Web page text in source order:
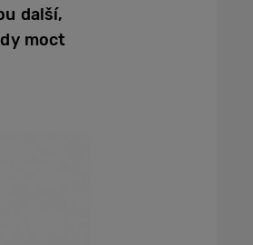
další,
moct